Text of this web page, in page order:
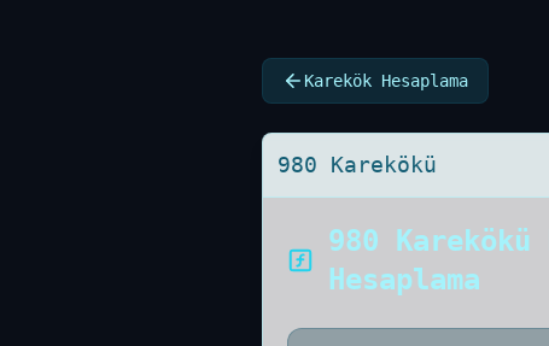
Karekök Hesaplama
980 Karekökü
980
Hesaplama